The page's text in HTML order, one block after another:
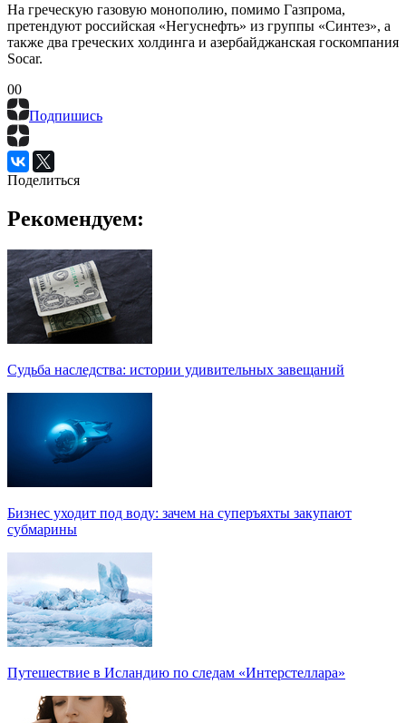
На греческую газовую монополию, помимо Газпрома,
претендуют российская «Негуснефть» из группы «Синтез», а
также два греческих холдинга и азербайджанская госкомпания
Socar.
00
Подпишись
Поделиться
Рекомендуем:
Судьба наследства: истории удивительных завещаний
Бизнес уходит под воду: зачем на суперъяхты закупают
субмарины
Путешествие в Исландию по следам «Интерстеллара»